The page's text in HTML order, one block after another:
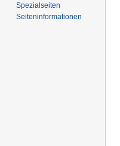
Spezialseiten
Seiten­­informationen